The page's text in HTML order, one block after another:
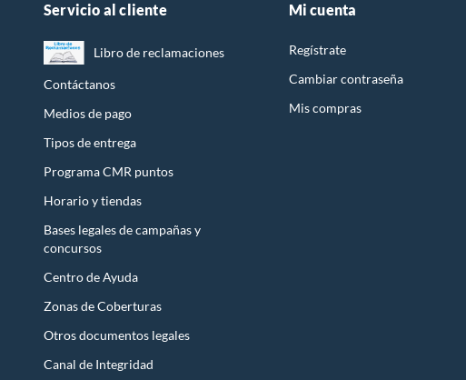
Servicio al cliente
Libro de reclamaciones
Contáctanos
Medios de pago
Tipos de entrega
Programa CMR puntos
Horario y tiendas
Bases legales de campañas y
concursos
Centro de Ayuda
Zonas de Coberturas
Otros documentos legales
Canal de Integridad
Mi cuenta
Regístrate
Cambiar contraseña
Mis compras